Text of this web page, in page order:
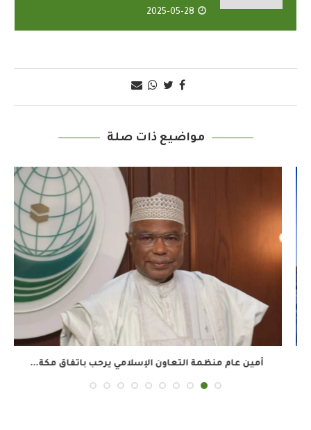
2025-05-28
مواضيع ذات صلة
أمين عام منظمة التعاون الإسلامي يرحب باتفاق مكة...